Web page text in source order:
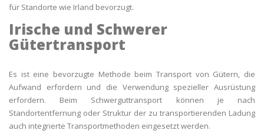
für Standorte wie Irland bevorzugt.
Irische und Schwerer
Gütertransport
Es ist eine bevorzugte Methode beim Transport von Gütern, die
Aufwand erfordern und die Verwendung spezieller Ausrüstung
erfordern. Beim Schwerguttransport können je nach
Standortentfernung oder Struktur der zu transportierenden Ladung
auch integrierte Transportmethoden eingesetzt werden.